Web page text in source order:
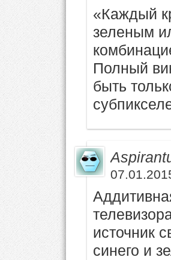
«Каждый
зеленым
Полный
быть
источник
синего и